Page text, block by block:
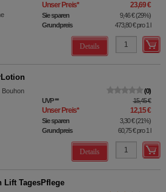
Unser Preis* 23,69 €
Sie sparen 9,46 €(29%)
Grundpreis
473,80 €pro 1 l
Details
Bouhon
0
UVP** 15,45 €
Unser Preis* 12,15 €
Sie sparen 3,30 €(21%)
Grundpreis
60,75 €pro 1 l
Details
Lift TagesPflege